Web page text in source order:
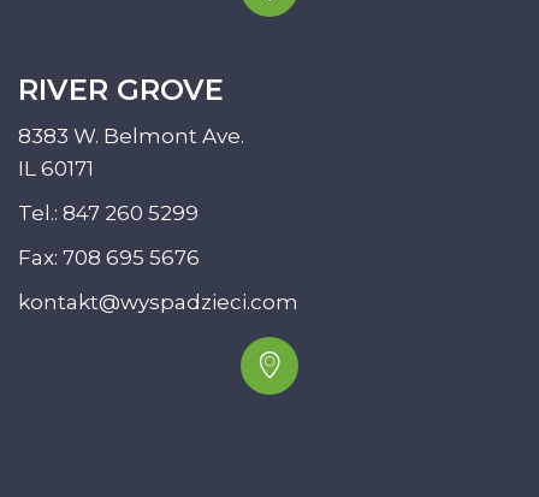
RIVER GROVE
8383 W. Belmont Ave.
IL 60171
Tel.: 847 260 5299
Fax: 708 695 5676
kontakt@wyspadzieci.com